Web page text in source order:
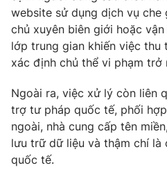
website sử dụng dịch vụ che
chủ xuyên biên giới hoặc
lớp trung gian khiến việc
xác định chủ thể vi phạm trở
Ngoài ra, việc xử lý còn liên
trợ tư pháp quốc tế, phối
ngoài, nhà cung cấp tên
lưu trữ dữ liệu và thậm chí
quốc tế.